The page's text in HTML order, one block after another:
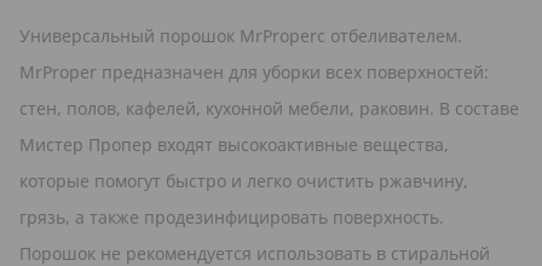
Универсальный порошок MrProperс отбеливателем.
MrProper предназначен для уборки всех поверхностей:
стен, полов, кафелей, кухонной мебели, раковин. В составе
Мистер Пропер входят высокоактивные вещества,
которые помогут быстро и легко очистить ржавчину,
грязь, а также продезинфицировать поверхность.
Порошок не рекомендуется использовать в стиральной